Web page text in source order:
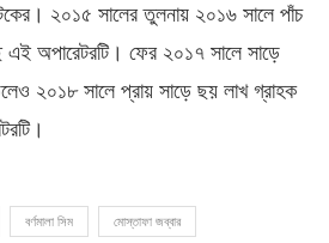
২০১৫ সালের তুলনায় ২০১৬ সালে পাঁচ
এই অপারেটরটি। ফের ২০১৭ সালে সাড়ে
২০১৮ সালে প্রায় সাড়ে ছয় লাখ গ্রাহক
বর্ণমালা সিম মোস্তাফা জব্বার